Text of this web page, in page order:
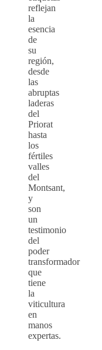
reflejan
la
esencia
de
su
región,
desde
las
abruptas
laderas
del
Priorat
hasta
los
fértiles
valles
del
Montsant,
y
son
un
testimonio
del
poder
transformador
que
tiene
la
viticultura
en
manos
expertas.